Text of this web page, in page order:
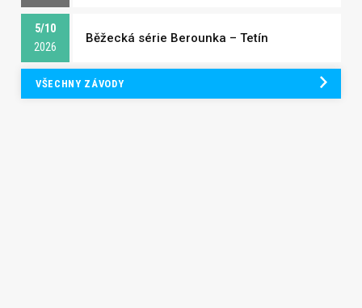
5/10
2026
Běžecká série Berounka – Tetín
VŠECHNY ZÁVODY